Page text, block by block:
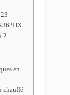
?
en
chauffé